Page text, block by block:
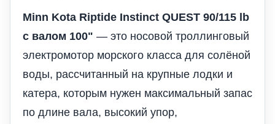
Minn Kota Riptide Instinct QUEST 90/115 lb
с валом 100" — это носовой троллинговый
электромотор морского класса для солёной
воды, рассчитанный на крупные лодки и
катера, которым нужен максимальный запас
по длине вала, высокий упор,